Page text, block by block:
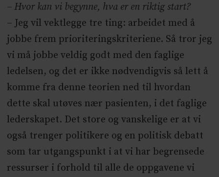
– Hvor kan vi begynne, hva er en riktig start?
– Jeg vil vektlegge tre ting: arbeidet med å
jobbe frem prioriteringskriteriene. Så tror jeg
vi må jobbe veldig godt med den faglige
ledelsen, og det er ikke nødvendigvis så lett å
komme fra denne teorien ned til hvordan
dette skal utøves nær pasienten, i det faglige
lederskapet. Det store og vanskelige er at vi
også trenger politikere og en politisk debatt
som tar utgangspunkt i at vi har begrensede
ressurser i forhold til alle de oppgavene vi